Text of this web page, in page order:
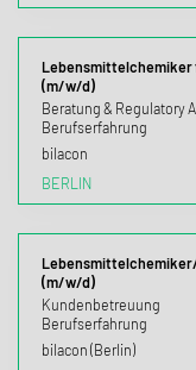
Lebensmittelchemiker
(m/w/d)
Beratung & Regulatory
Berufserfahrung
bilacon
BERLIN
(m/w/d)
Kundenbetreuung
Berufserfahrung
bilacon (Berlin)